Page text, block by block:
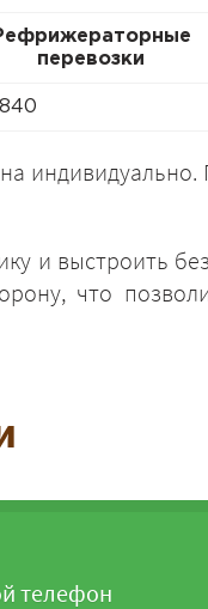
перевозки
индивидуально.
и выстроить
что
телефон